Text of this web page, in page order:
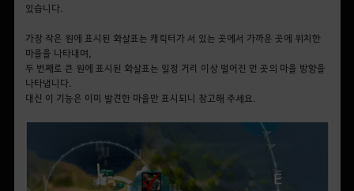
있습니다.
가장 작은 원에 표시된 화살표는 캐릭터가 서 있는 곳에서 가까운 곳에 위치한
마을을 나타내며,
두 번째로 큰 원에 표시된 화살표는 일정 거리 이상 떨어진 먼 곳의 마을 방향을
나타냅니다.
대신 이 기능은 이미 발견한 마을만 표시되니 참고해 주세요.